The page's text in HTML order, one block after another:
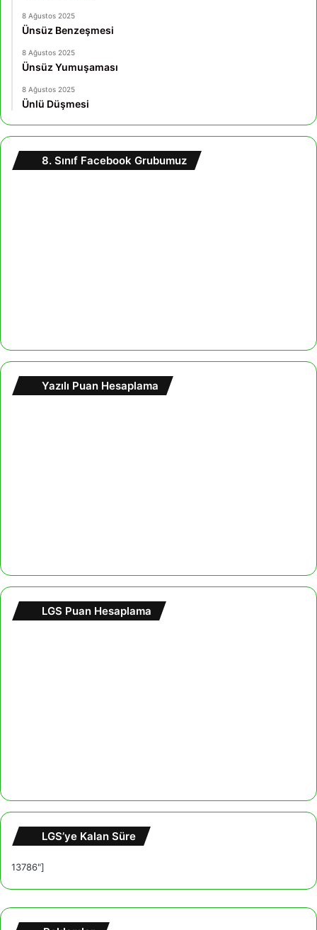
8 Ağustos 2025
Ünsüz Benzeşmesi
8 Ağustos 2025
Ünsüz Yumuşaması
8 Ağustos 2025
Ünlü Düşmesi
8. Sınıf Facebook Grubumuz
Yazılı Puan Hesaplama
LGS Puan Hesaplama
LGS’ye Kalan Süre
13786"]